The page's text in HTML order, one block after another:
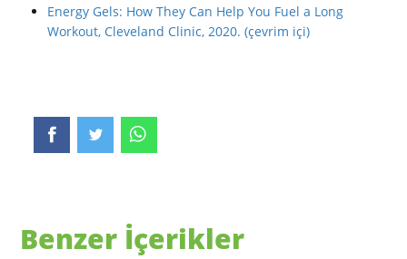
Energy Gels: How They Can Help You Fuel a Long
Workout, Cleveland Clinic, 2020. (çevrim içi)
Benzer İçerikler